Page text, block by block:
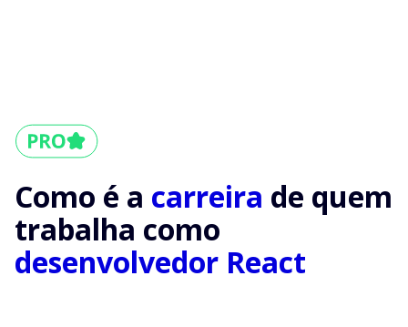
Como é a carreira de quem
trabalha como
desenvolvedor React